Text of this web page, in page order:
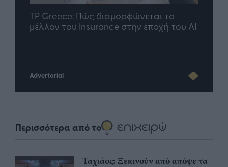
TP Greece: Πώς διαμορφώνεται το
μέλλον του Insurance στην εποχή του AI
Advertorial
Περισσότερα από το
Ταχιάος: Ξεκινούν από απόψε τα